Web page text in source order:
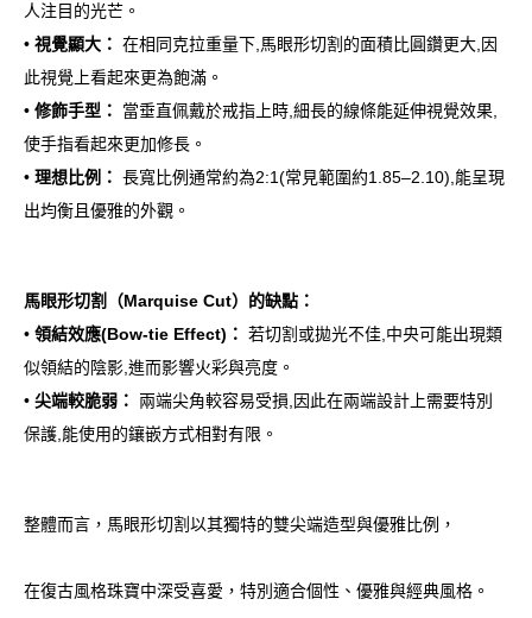
人注目的光芒。
• 視覺顯大： 在相同克拉重量下,馬眼形切割的面積比圓鑽更大,因
此視覺上看起來更為飽滿。
• 修飾手型：
當垂直佩戴於戒指上時,細長的線條能延伸視覺效果,
使手指看起來更加修長。
• 理想比例： 長寬比例通常約為2:1(常見範圍約1.85–2.10),能呈現
出均衡且優雅的外觀。
馬眼形切割（Marquise Cut）的缺點：
• 領結效應(Bow-tie Effect)： 若切割或拋光不佳,中央可能出現類
似領結的陰影,進而影響火彩與亮度。
• 尖端較脆弱：
兩端尖角較容易受損,因此在兩端設計上需要特別
保護,能使用的鑲嵌方式相對有限。
整體而言，馬眼形切割以其獨特的雙尖端造型與優雅比例，
在復古風格珠寶中深受喜愛，特別適合個性、優雅與經典風格。